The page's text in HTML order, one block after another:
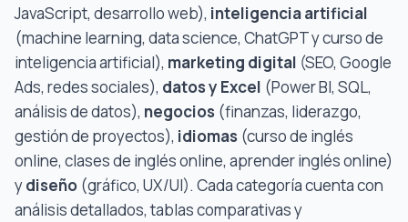
JavaScript, desarrollo web), inteligencia artificial
(machine learning, data science, ChatGPT y curso de
inteligencia artificial), marketing digital (SEO, Google
Ads, redes sociales), datos y Excel (Power BI, SQL,
análisis de datos), negocios (finanzas, liderazgo,
gestión de proyectos), idiomas (curso de inglés
online, clases de inglés online, aprender inglés online)
ydiseño (gráfico, UX/UI). Cada categoría cuenta con
análisis detallados, tablas comparativas y